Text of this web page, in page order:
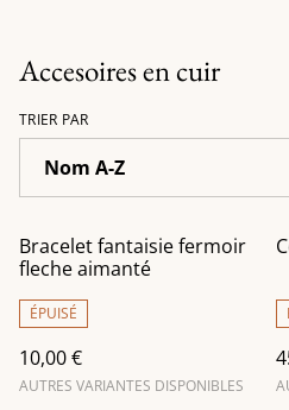
Accesoires en cuir
TRIER PAR
Bracelet fantaisie fermoir
fleche aimanté
ÉPUISÉ
10,00 €
AUTRES VARIANTES DISPONIBLES